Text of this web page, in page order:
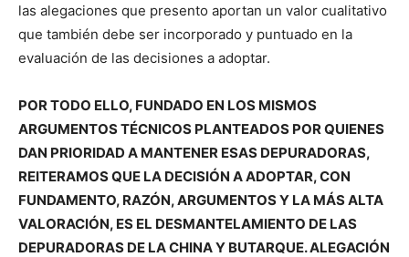
las alegaciones que presento aportan un valor cualitativo
que también debe ser incorporado y puntuado en la
evaluación de las decisiones a adoptar.
POR TODO ELLO, FUNDADO EN LOS MISMOS
ARGUMENTOS TÉCNICOS PLANTEADOS POR QUIENES
DAN PRIORIDAD A MANTENER ESAS DEPURADORAS,
REITERAMOS QUE LA DECISIÓN A ADOPTAR, CON
FUNDAMENTO, RAZÓN, ARGUMENTOS Y LA MÁS ALTA
VALORACIÓN, ES EL DESMANTELAMIENTO DE LAS
DEPURADORAS DE LA CHINA Y BUTARQUE. ALEGACIÓN